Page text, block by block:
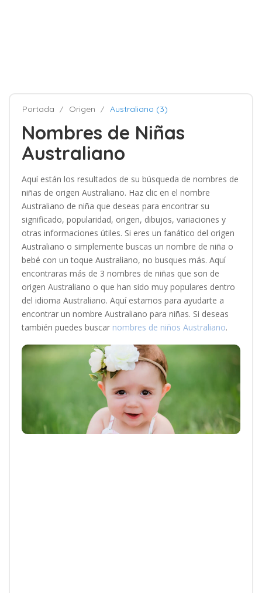
Portada Origen Australiano (3)
Nombres de Niñas
Australiano
Aquí están los resultados de su búsqueda de nombres de
niñas de origen Australiano. Haz clic en el nombre
Australiano de niña que deseas para encontrar su
significado, popularidad, origen, dibujos, variaciones y
otras informaciones útiles. Si eres un fanático del origen
Australiano o simplemente buscas un nombre de niña o
bebé con un toque Australiano, no busques más. Aquí
encontraras más de 3 nombres de niñas que son de
origen Australiano o que han sido muy populares dentro
del idioma Australiano. Aquí estamos para ayudarte a
encontrar un nombre Australiano para niñas. Si deseas
también puedes buscar nombres de niños Australiano.